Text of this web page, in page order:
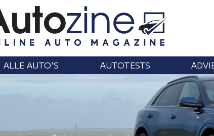
ALLE AUTO'S AUTOTESTS